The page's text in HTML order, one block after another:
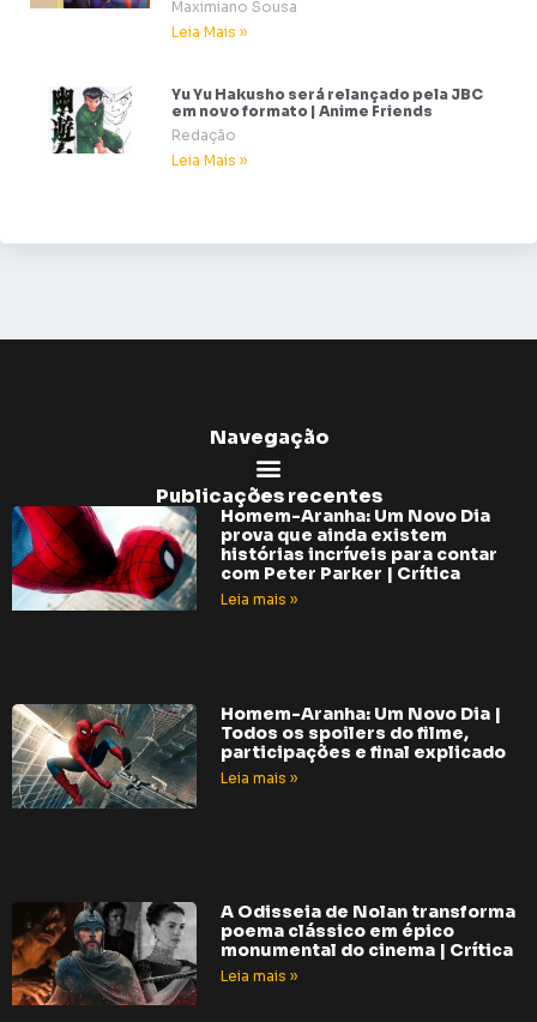
Maximiano Sousa
Leia Mais »
Yu Yu Hakusho será relançado pela JBC
em novo formato | Anime Friends
Redação
Leia Mais »
Navegação
Publicações recentes
Homem-Aranha: Um Novo Dia
prova que ainda existem
histórias incríveis para contar
com Peter Parker | Crítica
Leia mais »
Homem-Aranha: Um Novo Dia |
Todos os spoilers do filme,
participações e final explicado
Leia mais »
A Odisseia de Nolan transforma
poema clássico em épico
monumental do cinema | Crítica
Leia mais »